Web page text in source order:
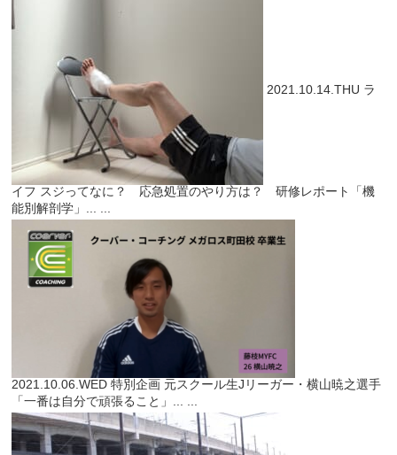
2021.10.14.THU ラ
イフ スジってなに？ 応急処置のやり方は？ 研修レポート「機
能別解剖学」... ...
2021.10.06.WED 特別企画 元スクール生Jリーガー・横山暁之選手
「一番は自分で頑張ること」... ...